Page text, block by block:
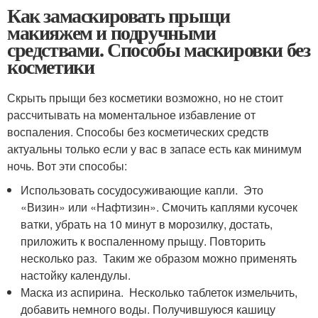
Как замаскировать прыщи
макияжем и подручными
средствами. Способы маскировки без
косметики
Скрыть прыщи без косметики возможно, но не стоит
рассчитывать на моментальное избавление от
воспаления. Способы без косметических средств
актуальны только если у вас в запасе есть как минимум
ночь. Вот эти способы:
Использовать сосудосуживающие капли. Это
«Визин» или «Нафтизин». Смочить каплями кусочек
ватки, убрать на 10 минут в морозилку, достать,
приложить к воспаленному прыщу. Повторить
несколько раз. Таким же образом можно применять
настойку календулы.
Маска из аспирина. Несколько таблеток измельчить,
добавить немного воды. Получившуюся кашицу